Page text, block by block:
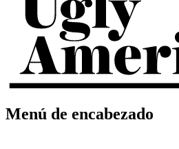
Menú de encabezado